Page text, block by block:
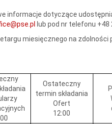
informacje dotyczące
lub pod nr telefonu +48
miesięcznego na zdolności
Ostateczny
termin składania
Ofert
12:00